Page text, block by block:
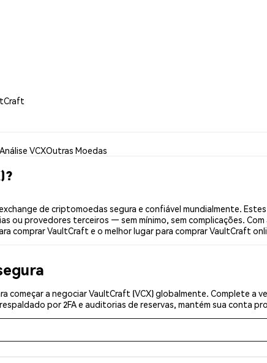
Análise VCXOutras Moedas
de criptomoedas segura e confiável mundialmente.
ou provedores terceiros — sem mínimo, sem complicações.
comprar VaultCraft e o melhor lugar para comprar VaultCraft
começar a negociar VaultCraft (VCX) globalmente. Complete
por 2FA e auditorias de reservas, mantém sua conta